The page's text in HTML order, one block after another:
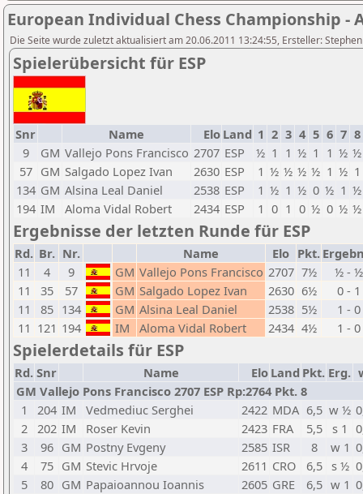
European Individual Chess Championship -
Die Seite wurde zuletzt aktualisiert am 20.06.2011 13:24:55, Ersteller:
Spielerübersicht für ESP
Snr Name Elo Land 1 2 3 4 5 6 7 8
9
GM Vallejo Pons Francisco 2707 ESP ½ 1 1 ½ 1 1 ½ ½
57 GM Salgado Lopez Ivan 2630 ESP 1 ½ ½ ½ ½ 1 ½ 1
134 GM Alsina Leal Daniel 2538 ESP 1 ½ 1 ½ 0 ½ 1 ½
194 IM Aloma Vidal Robert 2434 ESP 1 0 1 0 ½ 0 ½ ½
Ergebnisse der letzten Runde für ESP
Rd. Br. Nr. Name Elo Pkt.
11
4 9 GM Vallejo Pons Francisco 2707 7½
½ - ½
11
35 57 GM Salgado Lopez Ivan 2630 6½
0 - 1
11
85 134 GM Alsina Leal Daniel 2538 5½
1 - 0
11 121 194 IM Aloma Vidal Robert 2434 4½ 1 - 0
Spielerdetails für ESP
Rd. Snr Name Elo Land Pkt. Erg.
GM Vallejo Pons Francisco 2707 ESP Rp:2764 Pkt. 8
1
204 IM Vedmediuc Serghei 2422 MDA 6,5 w ½
2 202 IM Roser Kevin 2423 FRA 5,5 s 1
3
96 GM Postny Evgeny 2585 ISR 8 w 1
4
75 GM Stevic Hrvoje 2611 CRO 6,5 s ½
5
80 GM Papaioannou Ioannis 2605 GRE 6,5 w 1